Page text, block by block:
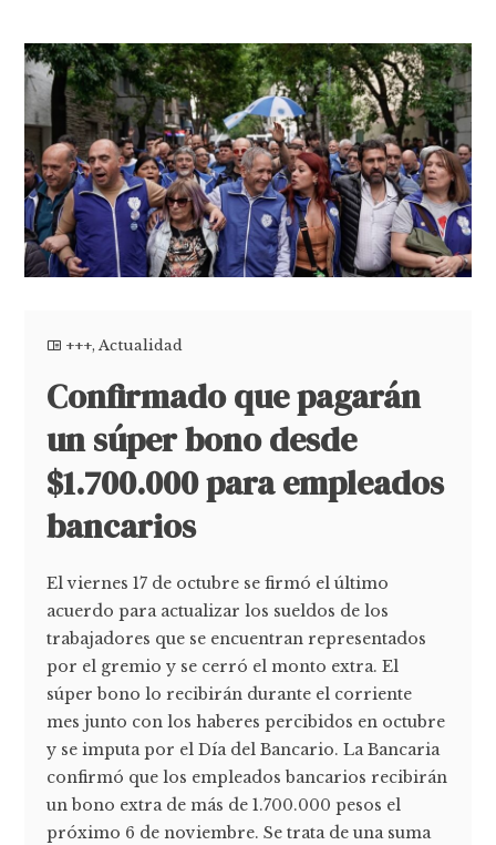
+++,Actualidad
Confirmado que pagarán
un súper bono desde
$1.700.000 para empleados
bancarios
El viernes 17 de octubre se firmó el último
acuerdo para actualizar los sueldos de los
trabajadores que se encuentran representados
por el gremio y se cerró el monto extra. El
súper bono lo recibirán durante el corriente
mes junto con los haberes percibidos en octubre
y se imputa por el Día del Bancario. La Bancaria
confirmó que los empleados bancarios recibirán
un bono extra de más de 1.700.000 pesos el
próximo 6 de noviembre. Se trata de una suma